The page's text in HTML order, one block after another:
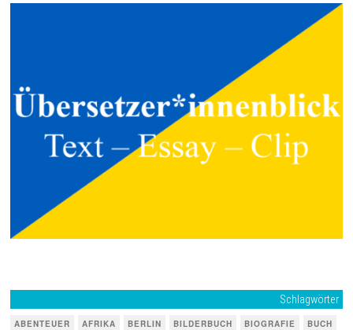
Schlagwörter
ABENTEUER AFRIKA BERLIN BILDERBUCH BIOGRAFIE
BUCH